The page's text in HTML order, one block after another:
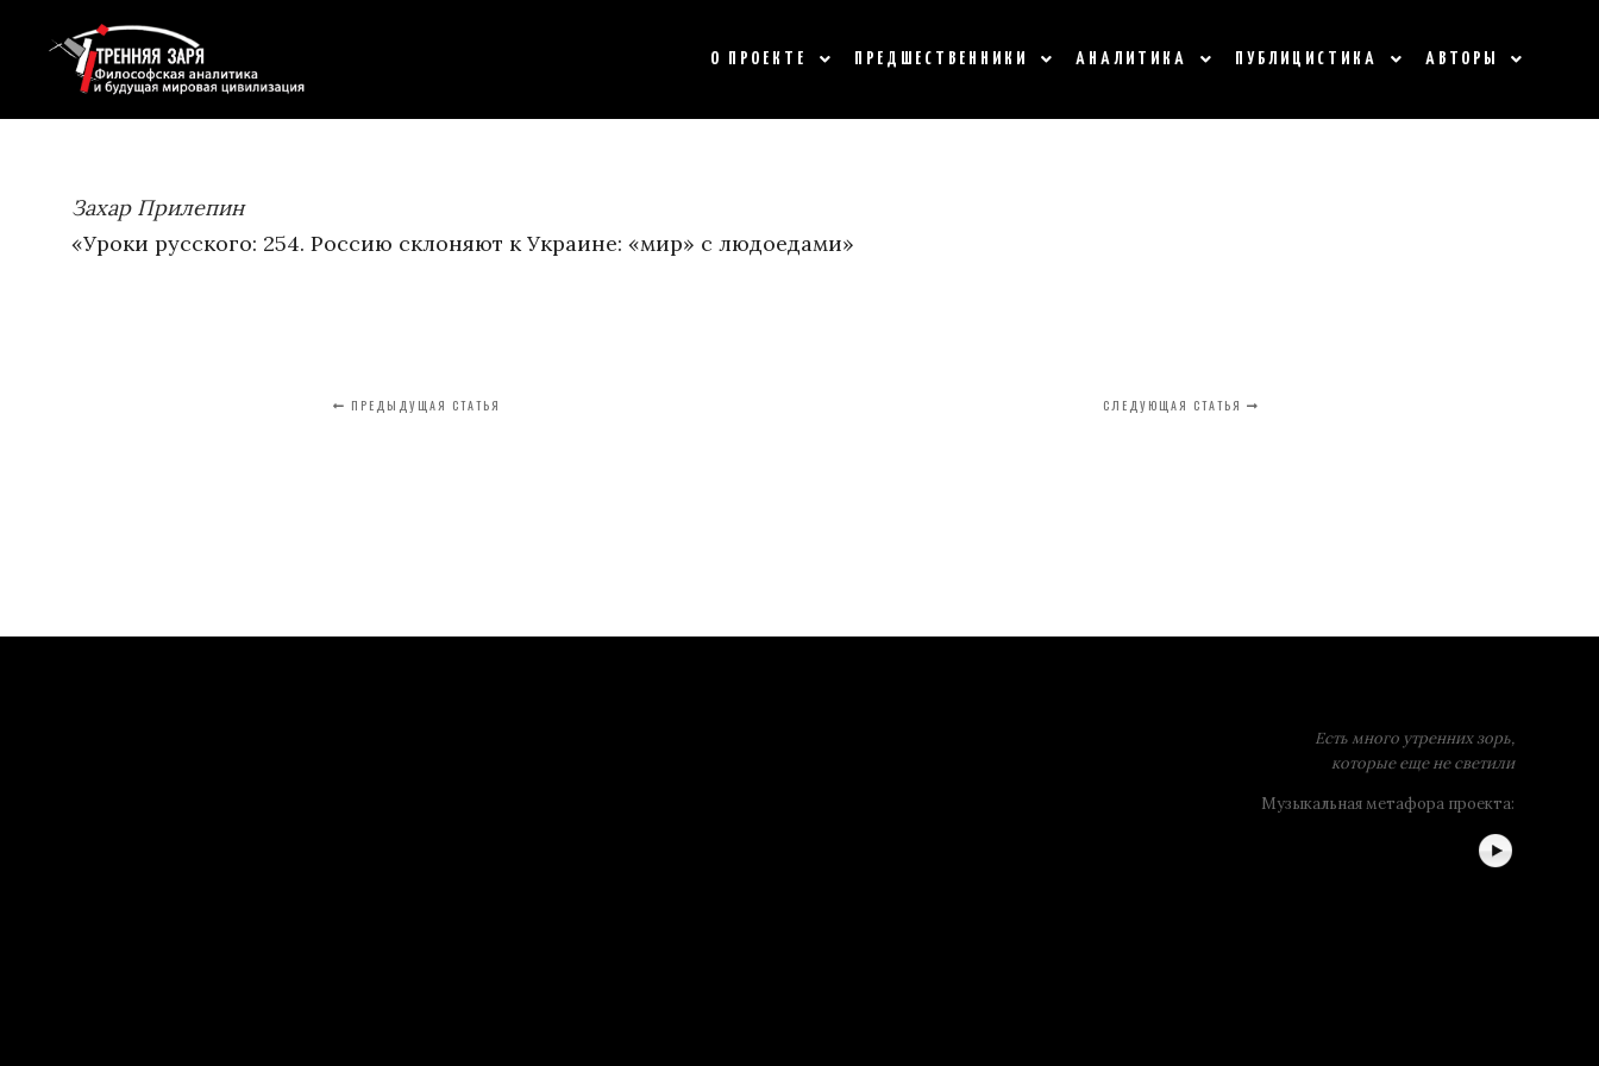
О ПРОЕКТЕ ПРЕДШЕСТВЕННИКИ АНАЛИТИКА ПУБЛИЦИСТИКА АВТОРЫ
Захар Прилепин
«Уроки русского: 254. Россию склоняют к Украине: «мир» с людоедами»
ПРЕДЫДУЩАЯ СТАТЬЯ СЛЕДУЮЩАЯ СТАТЬЯ
Есть много утренних зорь,
которые еще не светили
Музыкальная метафора проекта: